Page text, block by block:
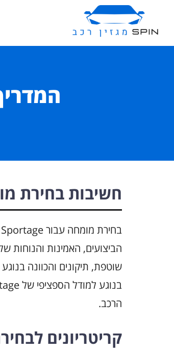
חשיבות בחירת
הביצועים, האמינות והנוחות
שוטפת, תיקונים והכוונה
הרכב.
קריטריונים